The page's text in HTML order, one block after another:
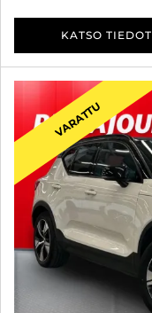
KATSO TIEDOT
VARATTU